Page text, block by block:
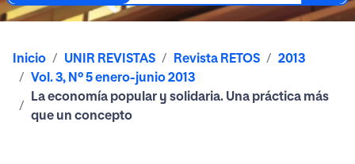
Inicio UNIR REVISTAS Revista RETOS
2013
Vol. 3, Nº 5 enero-junio 2013
La economía popular y solidaria. Una práctica más
que un concepto